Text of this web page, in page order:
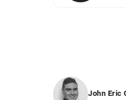
John Eric